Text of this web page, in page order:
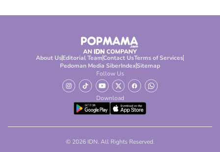
About UsEditorial TeamContact UsTerms of Services
Pedoman Media SiberIndexSitemap
Follow Us
Download
© 2026 IDN. All Rights Reserved.